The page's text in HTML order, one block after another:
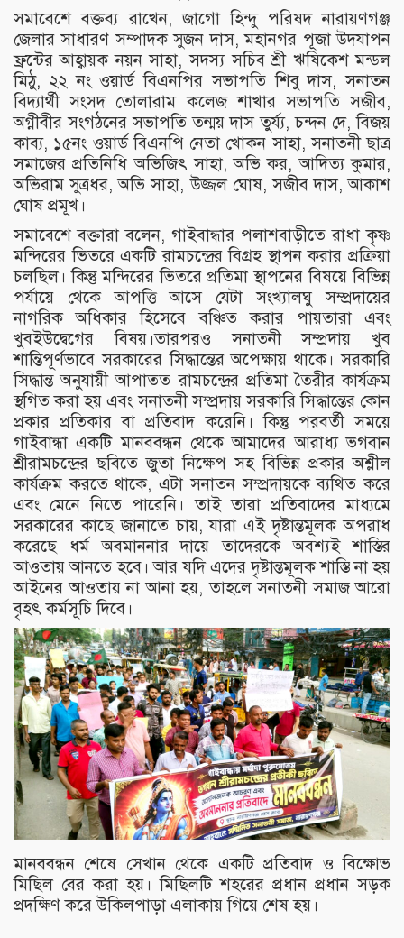
সমাবেশে বক্তব্য রাখেন, জাগো হিন্দু পরিষদ নারায়ণগঞ্জ
জেলার সাধারণ সম্পাদক সুজন দাস, মহানগর পূজা উদযাপন
ফ্রন্টের আহ্বায়ক নয়ন সাহা, সদস্য সচিব শ্রী ঋষিকেশ মন্ডল
মিঠু, ২২ নং ওয়ার্ড বিএনপির সভাপতি শিবু দাস, সনাতন
বিদ্যার্থী সংসদ তোলারাম কলেজ শাখার সভাপতি সজীব,
অগ্নীবীর সংগঠনের সভাপতি তন্ময় দাস তুর্য্য, চন্দন দে, বিজয়
কাব্য, ১৫নং ওয়ার্ড বিএনপি নেতা খোকন সাহা, সনাতনী ছাত্র
সমাজের প্রতিনিধি অভিজিৎ সাহা, অভি কর, আদিত্য কুমার,
অভিরাম সুত্রধর, অভি সাহা, উজ্জল ঘোষ, সজীব দাস, আকাশ
ঘোষ প্রমূখ।
সমাবেশে বক্তারা বলেন, গাইবান্ধার পলাশবাড়ীতে রাধা কৃষ্ণ
মন্দিরের ভিতরে একটি রামচন্দ্রের বিগ্রহ স্থাপন করার প্রক্রিয়া
চলছিল। কিন্তু মন্দিরের ভিতরে প্রতিমা স্থাপনের বিষয়ে বিভিন্ন
পর্যায়ে থেকে আপত্তি আসে যেটা সংখ্যালঘু সম্প্রদায়ের
নাগরিক অধিকার হিসেবে বঞ্চিত করার পায়তারা এবং
খুবইউদ্বেগের বিষয়।তারপরও সনাতনী সম্প্রদায় খুব
শান্তিপূর্ণভাবে সরকারের সিদ্ধান্তের অপেক্ষায় থাকে। সরকারি
সিদ্ধান্ত অনুযায়ী আপাতত রামচন্দ্রের প্রতিমা তৈরীর কার্যক্রম
স্থগিত করা হয় এবং সনাতনী সম্প্রদায় সরকারি সিদ্ধান্তের কোন
প্রকার প্রতিকার বা প্রতিবাদ করেনি। কিন্তু পরবর্তী সময়ে
গাইবান্ধা একটি মানববন্ধন থেকে আমাদের আরাধ্য ভগবান
শ্রীরামচন্দ্রের ছবিতে জুতা নিক্ষেপ সহ বিভিন্ন প্রকার অশ্লীল
কার্যক্রম করতে থাকে, এটা সনাতন সম্প্রদায়কে ব্যথিত করে
এবং মেনে নিতে পারেনি। তাই তারা প্রতিবাদের মাধ্যমে
সরকারের কাছে জানাতে চায়, যারা এই দৃষ্টান্তমূলক অপরাধ
করেছে ধর্ম অবমাননার দায়ে তাদেরকে অবশ্যই শাস্তির
আওতায় আনতে হবে। আর যদি এদের দৃষ্টান্তমূলক শাস্তি না হয়
আইনের আওতায় না আনা হয়, তাহলে সনাতনী সমাজ আরো
বৃহৎ কর্মসূচি দিবে।
মানববন্ধন শেষে সেখান থেকে একটি প্রতিবাদ ও বিক্ষোভ
মিছিল বের করা হয়। মিছিলটি শহরের প্রধান প্রধান সড়ক
প্রদক্ষিণ করে উকিলপাড়া এলাকায় গিয়ে শেষ হয়।